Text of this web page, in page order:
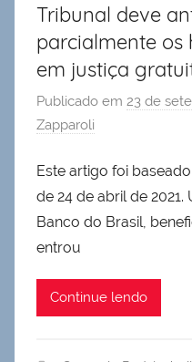
Tribunal deve
parcialmente os
em justiça
Publicado em 23 de
Zapparoli
Este artigo foi
de 24 de abril de
Banco do Brasil,
entrou
Continue lendo